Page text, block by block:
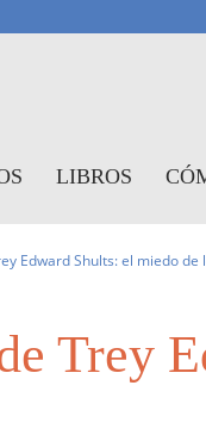
LIBROS
Edward Shults: el miedo de
Trey